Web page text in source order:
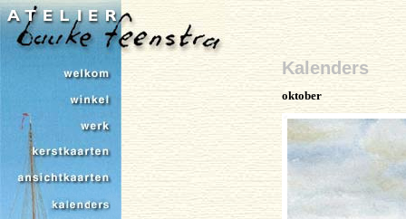
Kalenders
oktober